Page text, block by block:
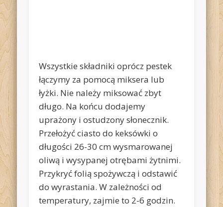
Wszystkie składniki oprócz pestek
łączymy za pomocą miksera lub
łyżki. Nie należy miksować zbyt
długo. Na końcu dodajemy
uprażony i ostudzony słonecznik.
Przełożyć ciasto do keksówki o
długości 26-30 cm wysmarowanej
oliwą i wysypanej otrębami żytnimi.
Przykryć folią spożywczą i odstawić
do wyrastania. W zależności od
temperatury, zajmie to 2-6 godzin.